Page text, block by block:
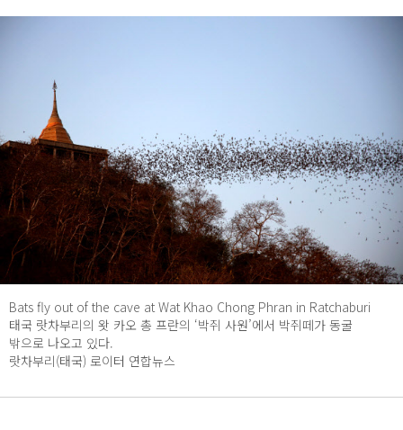
Bats fly out of the cave at Wat Khao Chong Phran in Ratchaburi
태국 랏차부리의 왓 카오 총 프란의 ‘박쥐 사원’에서 박쥐떼가 동굴
밖으로 나오고 있다.
랏차부리(태국) 로이터 연합뉴스